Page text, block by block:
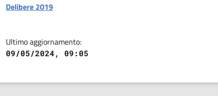
Delibere 2019
Ultimo aggiornamento:
09/05/2024, 09:05